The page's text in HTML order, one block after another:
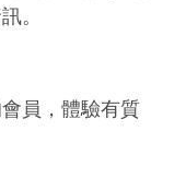
。
員，體驗有質